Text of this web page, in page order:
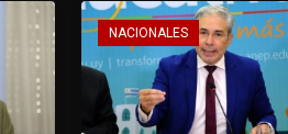
NACIONALES